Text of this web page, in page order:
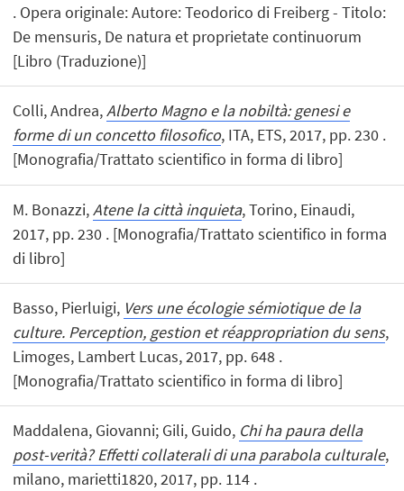
. Opera originale: Autore: Teodorico di Freiberg - Titolo:
De mensuris, De natura et proprietate continuorum
[Libro (Traduzione)]
Colli, Andrea,Alberto Magno e la nobiltà: genesi e
forme di un concetto filosofico, ITA, ETS, 2017, pp. 230 .
[Monografia/Trattato scientifico in forma di libro]
M. Bonazzi,Atene la città inquieta, Torino, Einaudi,
2017, pp. 230 . [Monografia/Trattato scientifico in forma
di libro]
Basso, Pierluigi, Vers une écologie sémiotique de la
culture. Perception, gestion et réappropriation du sens,
Limoges, Lambert Lucas, 2017, pp. 648 .
[Monografia/Trattato scientifico in forma di libro]
Maddalena, Giovanni; Gili, Guido, Chi ha paura della
post-verità? Effetti collaterali di una parabola culturale,
milano, marietti1820, 2017, pp. 114 .